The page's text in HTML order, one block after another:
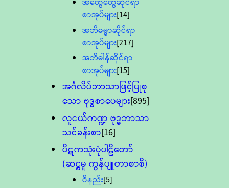
စာအုပ်များ[14]
အဘိဓမ္မာဆိုင်ရာ
စာအုပ်များ[217]
အဘိဓါန်ဆိုင်ရာ
စာအုပ်များ[15]
အင်္ဂလိပ်ဘာသာဖြင့်ပြုစု
သော ဗုဒ္ဓစာပေများ[895]
လူငယ်ကဏ္ဍ ဗုဒ္ဓဘာသာ
သင်ခန်းစာ[16]
ပိဋကသုံးပုံပါဠိတော်
(ဆဋ္ဌမူ ကွန်ပျူတာစာစီ)
ဝိနည်း[5]